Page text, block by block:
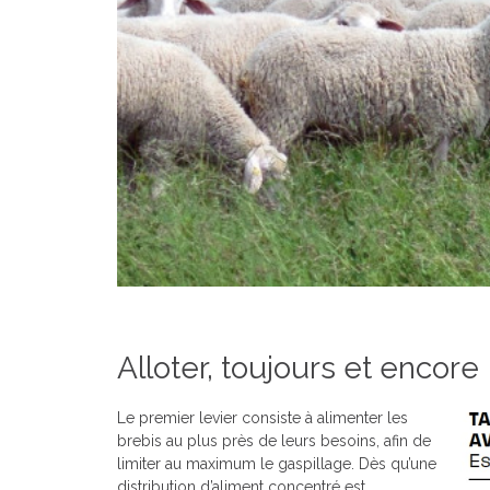
Alloter, toujours et encore
Le premier levier consiste à alimenter les
brebis au plus près de leurs besoins, afin de
limiter au maximum le gaspillage. Dès qu’une